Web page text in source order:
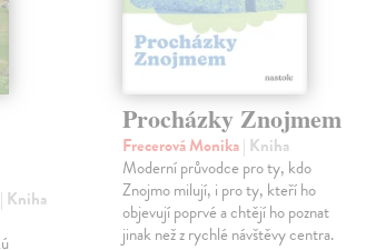
| Kniha
Procházky Znojmem
Frecerová Monika| Kniha
Moderní průvodce pro ty, kdo
Znojmo milují, i pro ty, kteří ho
objevují poprvé a chtějí ho poznat
jinak než z rychlé návštěvy centra.